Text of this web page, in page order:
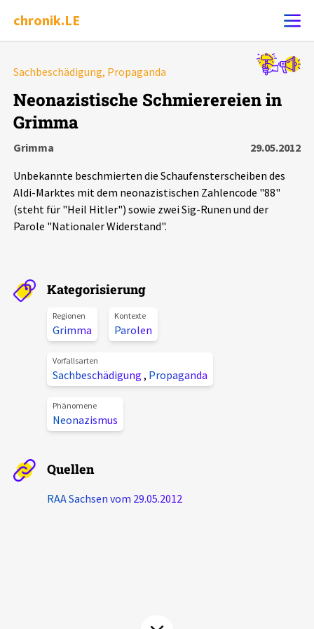
chronik.LE
Ereignis melden
Chronik
Leipziger Zustände
Phänomene
Aktuelles
Alle Beiträge
Pressemitteilungen
Über uns
Projektbeschreibung
Unterstützer_innen
Spenden
Sachbeschädigung, Propaganda
Neonazistische Schmierereien in
Grimma
Grimma
29.05.2012
Unbekannte beschmierten die Schaufensterscheiben des
Aldi-Marktes mit dem neonazistischen Zahlencode "88"
(steht für "Heil Hitler") sowie zwei Sig-Runen und der
Parole "Nationaler Widerstand".
Kategorisierung
Regionen
Grimma
Kontexte
Parolen
Vorfallsarten
Sachbeschädigung , Propaganda
Phänomene
Neonazismus
Quellen
RAA Sachsen vom 29.05.2012
Alle Ereignisse
Ereignisse
Ereignisse